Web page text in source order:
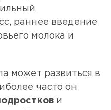
раннее введение
молока и
может развиться в
часто он
и